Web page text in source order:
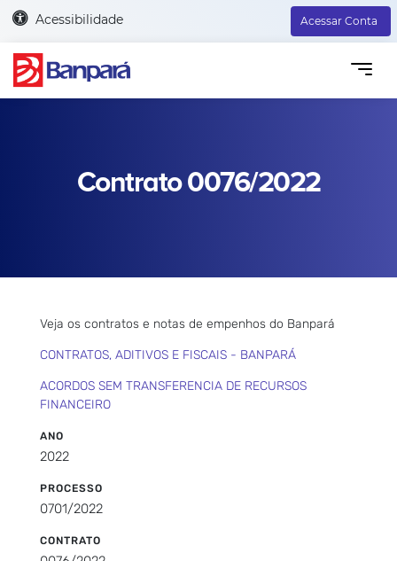
Acessibilidade Acessar Conta
Contrato 0076/2022
Veja os contratos e notas de empenhos do Banpará
CONTRATOS, ADITIVOS E FISCAIS - BANPARÁ
ACORDOS SEM TRANSFERENCIA DE RECURSOS
FINANCEIRO
ANO
2022
PROCESSO
0701/2022
CONTRATO